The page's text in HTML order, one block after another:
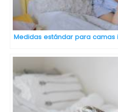
Medidas estándar para camas